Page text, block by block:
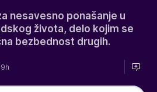
nesavesno ponašanje u
života, delo kojim se
bezbednost drugih.